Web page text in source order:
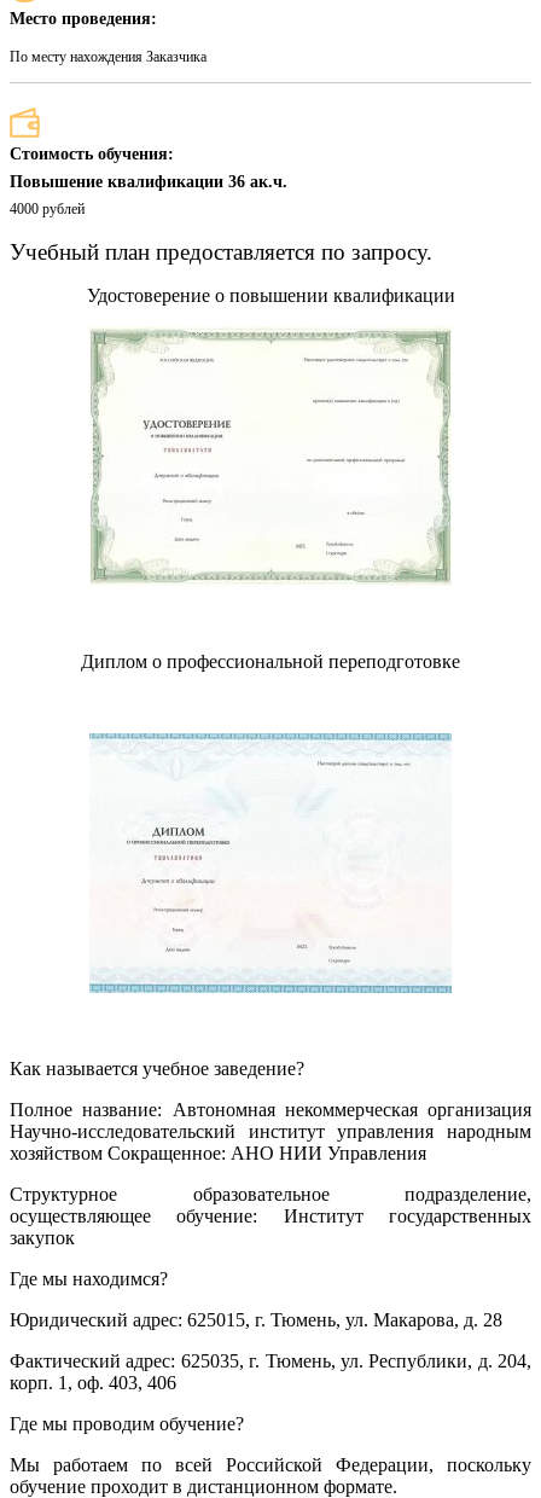
Место проведения:
По месту нахождения Заказчика
Стоимость обучения:
Повышение квалификации 36 ак.ч.
4000 рублей
Учебный план предоставляется по запросу.
Удостоверение о повышении квалификации
Диплом о профессиональной переподготовке
Как называется учебное заведение?
Полное название: Автономная некоммерческая организация
Научно-исследовательский институт управления народным
хозяйством Сокращенное: АНО НИИ Управления
Структурное образовательное подразделение,
осуществляющее обучение: Институт государственных
закупок
Где мы находимся?
Юридический адрес: 625015, г. Тюмень, ул. Макарова, д. 28
Фактический адрес: 625035, г. Тюмень, ул. Республики, д. 204,
корп. 1, оф. 403, 406
Где мы проводим обучение?
Мы работаем по всей Российской Федерации, поскольку
обучение проходит в дистанционном формате.